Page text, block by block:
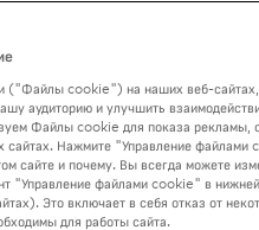
Откройте для
("Файлы cookie") на наших веб-
аудиторию и улучшить
Файлы cookie для показа рекламы,
сайтах. Нажмите "Управление файлами
сайте и почему. Вы всегда можете
"Управление файлами cookie" в
Это включает в себя отказ от
для работы сайта.